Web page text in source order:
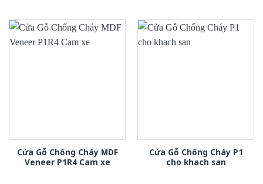
Cửa Gỗ Chống Cháy MDF
Veneer P1R4 Cam xe
Cửa Gỗ Chống Cháy P1
cho khach san